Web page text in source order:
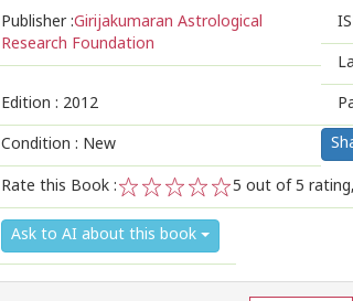
Publisher :Girijakumaran Astrological
Research Foundation
Edition : 2012
Condition : New
Rate this Book :
5
4
3
2
1
5 out of 5
Ask to AI about this book